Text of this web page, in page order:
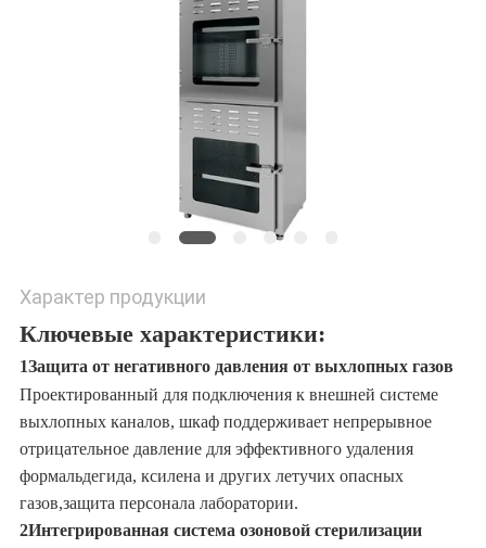
КОНФИДЕНЦИАЛЬНОСТИ
Характер продукции
Ключевые характеристики:
1Защита от негативного давления от выхлопных газов
Проектированный для подключения к внешней системе
выхлопных каналов, шкаф поддерживает непрерывное
отрицательное давление для эффективного удаления
формальдегида, ксилена и других летучих опасных
газов,защита персонала лаборатории.
2Интегрированная система озоновой стерилизации